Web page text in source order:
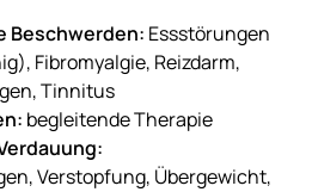
Beschwerden: Essstörungen
Fibromyalgie, Reizdarm,
Tinnitus
begleitende Therapie
Verstopfung, Übergewicht,